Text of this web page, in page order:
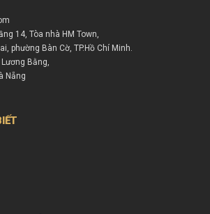
14, Tòa nhà HM Town,
phường Bàn Cờ, TP.Hồ Chí Minh.
Bằng,
Nẵng